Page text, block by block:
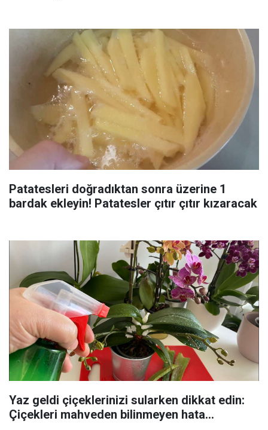
Patatesleri doğradıktan sonra üzerine 1
bardak ekleyin! Patatesler çıtır çıtır kızaracak
Yaz geldi çiçeklerinizi sularken dikkat edin:
Çiçekleri mahveden bilinmeyen hata...